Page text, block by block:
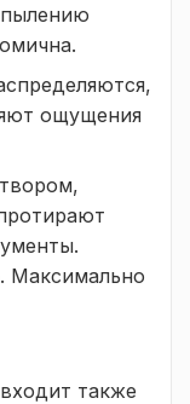
ощущения
Максимально
также